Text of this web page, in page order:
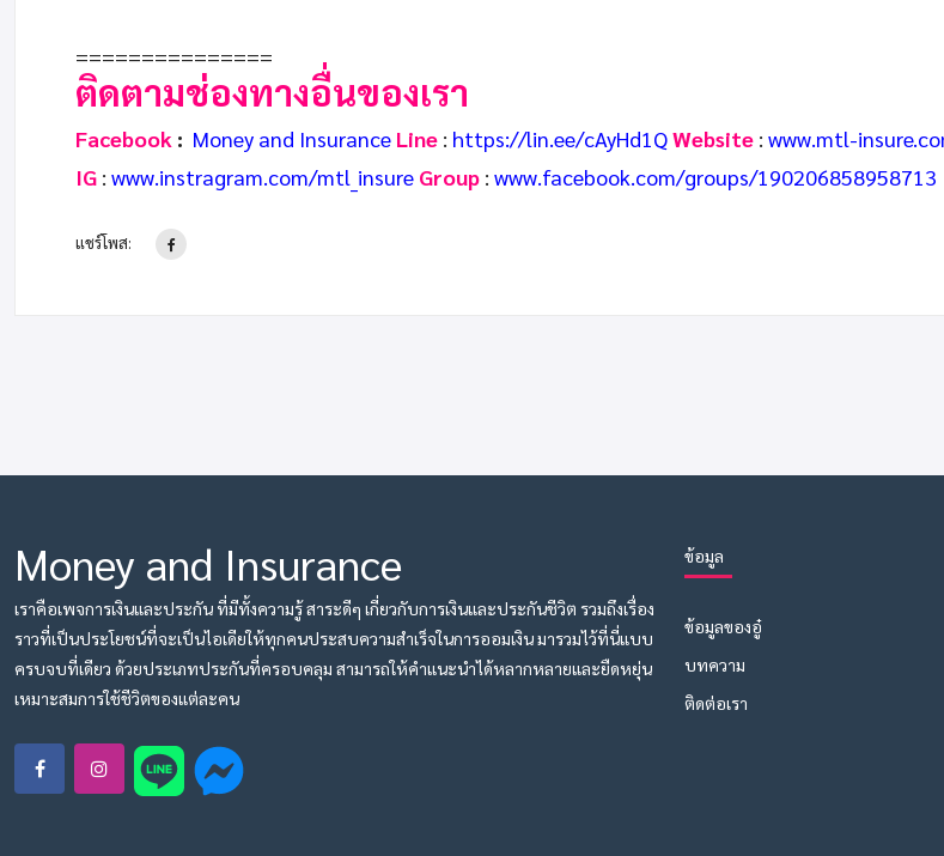
===============
ติดตามช่องทางอื่นของเรา
Facebook : Money and Insurance Line : https://lin.ee/cAyHd1QWebsite : www.mtl-
IG : www.instragram.com/mtl_insure Group : www.facebook.com/groups/190206858958713
แชร์โพส:
Money and Insurance
เราคือเพจการเงินและประกัน ที่มีทั้งความรู้ สาระดีๆ เกี่ยวกับการเงินและประกันชีวิต รวมถึงเรื่อง
ราวที่เป็นประโยชน์ที่จะเป็นไอเดียให้ทุกคนประสบความสำเร็จในการออมเงิน มารวมไว้ที่นี่แบบ
ครบจบที่เดียว ด้วยประเภทประกันที่ครอบคลุม สามารถให้คำแนะนำได้หลากหลายและยืดหยุ่น
เหมาะสมการใช้ชีวิตของแต่ละคน
ข้อมูล
ข้อมูลของอู๋
บทความ
ติดต่อเรา